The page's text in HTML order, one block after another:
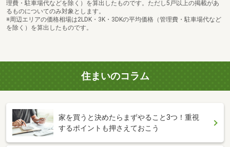
理費・駐車場代などを除く）を算出したものです。ただし5戸以上の掲載があ
るものについてのみ対象とします。
※周辺エリアの価格相場は2LDK・3K・3DKの平均価格（管理費・駐車場代など
を除く）を算出したものです。
住まいのコラム
家を買うと決めたらまずやること3つ！重視
するポイントも押さえておこう